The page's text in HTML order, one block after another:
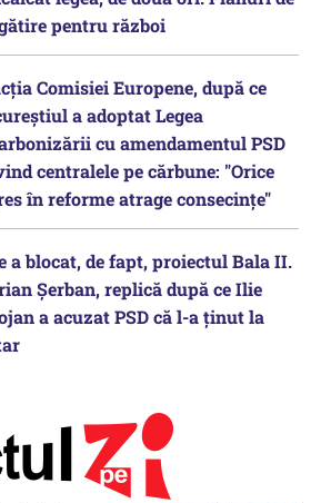
pentru război
Comisiei Europene, după ce
a adoptat Legea
cu amendamentul PSD
centralele pe cărbune: "Orice
în reforme atrage consecințe"
a blocat, de fapt, proiectul Bala II.
Șerban, replică după ce Ilie
a acuzat PSD că l-a ținut la